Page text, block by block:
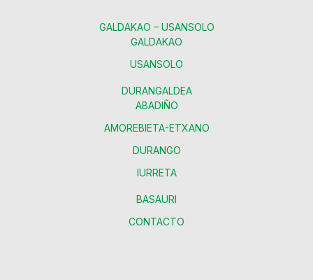
GALDAKAO – USANSOLO
GALDAKAO
USANSOLO
DURANGALDEA
ABADIÑO
AMOREBIETA-ETXANO
DURANGO
IURRETA
BASAURI
CONTACTO